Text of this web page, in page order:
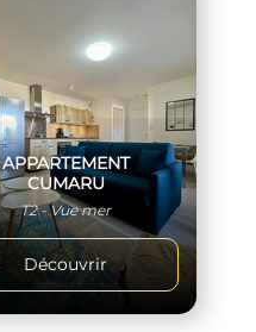
APPARTEMENT
CUMARU
T2 - Vue mer
Découvrir